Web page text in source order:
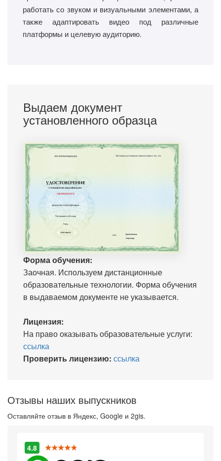
работать со звуком и визуальными элементами, а
также адаптировать видео под различные
платформы и целевую аудиторию.
Выдаем документ
установленного образца
Форма обучения:
Заочная. Используем дистанционные
образовательные технологии. Форма обучения
в выдаваемом документе не указывается.
Лицензия:
На право оказывать образовательные услуги:
ссылка
Проверить лицензию: ссылка
Отзывы наших выпускников
Оставляйте отзыв в Яндекс, Google и 2gis.
4.8